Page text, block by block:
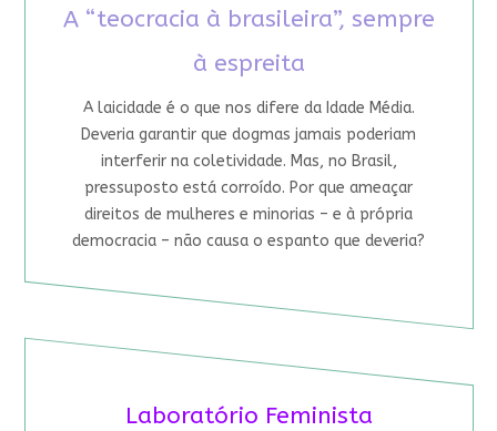
A “teocracia à brasileira”, sempre
à espreita
A laicidade é o que nos difere da Idade Média.
Deveria garantir que dogmas jamais poderiam
interferir na coletividade. Mas, no Brasil,
pressuposto está corroído. Por que ameaçar
direitos de mulheres e minorias – e à própria
democracia – não causa o espanto que deveria?
Laboratório Feminista